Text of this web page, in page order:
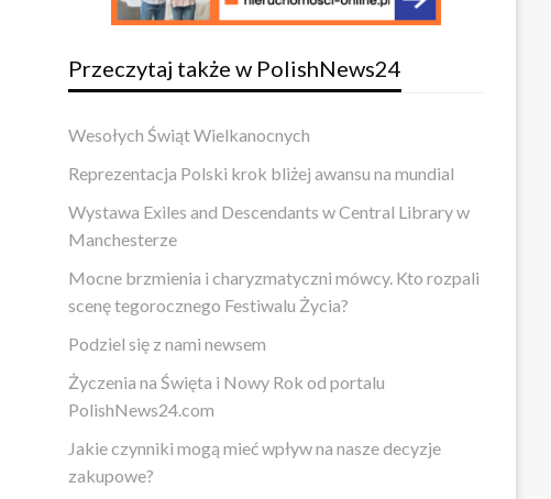
Przeczytaj także w PolishNews24
Wesołych Świąt Wielkanocnych
Reprezentacja Polski krok bliżej awansu na mundial
Wystawa Exiles and Descendants w Central Library w
Manchesterze
Mocne brzmienia i charyzmatyczni mówcy. Kto rozpali
scenę tegorocznego Festiwalu Życia?
Podziel się z nami newsem
Życzenia na Święta i Nowy Rok od portalu
PolishNews24.com
Jakie czynniki mogą mieć wpływ na nasze decyzje
zakupowe?